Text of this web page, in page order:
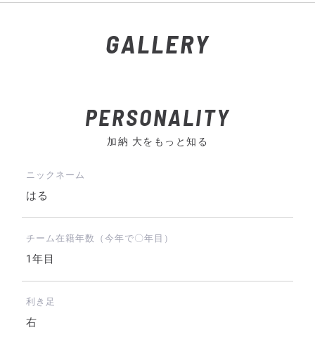
GALLERY
PERSONALITY
加納 大をもっと知る
ニックネーム
はる
チーム在籍年数（今年で〇年目）
1年目
利き足
右